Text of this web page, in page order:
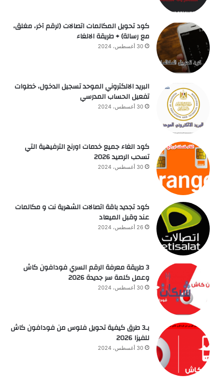
كود تحويل المكالمات اتصالات (لرقم آخر، مغلق،
مع رسالة) + طريقة الالغاء
30 أغسطس، 2024
البريد الالكتروني الموحد تسجيل الدخول، خطوات
تفعيل الحساب المدرسي
30 أغسطس، 2024
كود الغاء جميع خدمات اورنج الترفيهية التي
تسحب الرصيد 2026
30 أغسطس، 2024
كود تجديد باقة اتصالات الشهرية نت و مكالمات
عند وقبل الميعاد
26 أغسطس، 2024
3 طريقة معرفة الرقم السري فودافون كاش
وعمل كلمة سر جديدة 2026
30 أغسطس، 2024
بـ3 طرق كيفية تحويل فلوس من فودافون كاش
للفيزا 2026
30 أغسطس، 2024